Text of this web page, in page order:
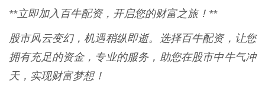
**立即加入百牛配资，开启您的财富之旅！**
股市风云变幻，机遇稍纵即逝。选择百牛配资，让您
拥有充足的资金，专业的服务，助您在股市中牛气冲
天，实现财富梦想！